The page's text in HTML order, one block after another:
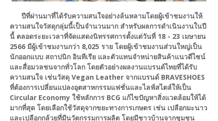
ปีที่ผ่านมาที่ได้รับความสนใจอย่างล้นหลามโดยผู้เข้าชมงานให้
ความสนใจวัสดุกลุ่มนี้เป็นจำนวนมาก สำหรับผลการดำเนินงานในปี
นี้ ตลอดระยะเวลาที่จัดแสดงนิทรรศการตั้งแต่วันที่ 18 - 23 เมษายน
2566 มีผู้เข้าชมงานกว่า 8,025 ราย โดยผู้เข้าชมงานส่วนใหญ่เป็น
นักออกแบบ สถาปนิก อินทีเรีย และตัวแทนจำหน่ายสินค้าแนวดีไซน์
และสื่อมวลชนจากทั่วโลก โดยตัวอย่างผลงานแบรนด์ไทยที่ได้รับ
ความสนใจ เช่นวัสดุ Vegan Leather จากแบรนด์ BRAVESHOES
ที่ต้องการเปลี่ยนแปลงอุตสาหกรรมแฟชั่นและไลฟ์สไตล์ให้เป็น
Circular Economy ใช้หลักการ BCG แก้ไขปัญหาสิ่งแวดล้อมให้ได้
มากที่สุด โดยเลือกใช้วัสดุจากขยะทางการเกษตร เช่น เปลือกมะนาว
และเปลือกกล้วยที่มีนวัตกรรมการผลิต โดยมีชาวบ้านจากชุมชน